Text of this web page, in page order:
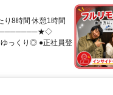
り8時間 休憩1時間
ゆっくり◎ ●正社員登